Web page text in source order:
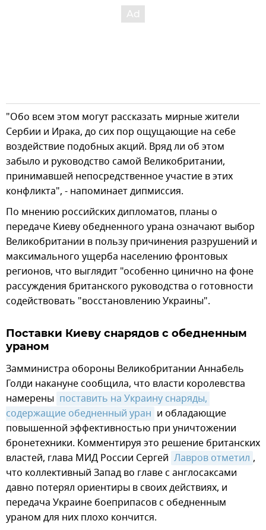
"Обо всем этом могут рассказать мирные жители
Сербии и Ирака, до сих пор ощущающие на себе
воздействие подобных акций. Вряд ли об этом
забыло и руководство самой Великобритании,
принимавшей непосредственное участие в этих
конфликта", - напоминает дипмиссия.
По мнению российских дипломатов, планы о
передаче Киеву обедненного урана означают выбор
Великобритании в пользу причинения разрушений и
максимального ущерба населению фронтовых
регионов, что выглядит "особенно цинично на фоне
рассуждения британского руководства о готовности
содействовать "восстановлению Украины".
Поставки Киеву снарядов с обедненным
ураном
Замминистра обороны Великобритании Аннабель
Голди накануне сообщила, что власти королевства
намерены поставить на Украину снаряды,
содержащие обедненный уран и обладающие
повышенной эффективностью при уничтожении
бронетехники. Комментируя это решение британских
властей, глава МИД России Сергей Лавров отметил ,
что коллективный Запад во главе с англосаксами
давно потерял ориентиры в своих действиях, и
передача Украине боеприпасов с обедненным
ураном для них плохо кончится.